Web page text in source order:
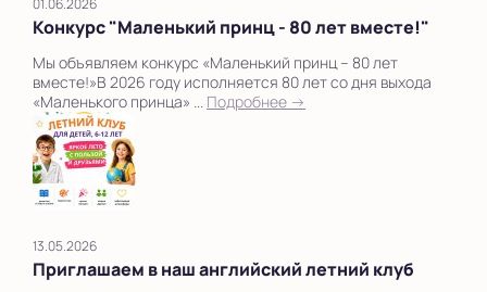
Конкурс "Маленький принц - 80 лет вместе!"
Мы объявляем конкурс «Маленький принц – 80 лет
вместе!»В 2026 году исполняется 80 лет со дня выхода
«Маленького принца» ... Подробнее →
13.05.2026
Приглашаем в наш английский летний клуб